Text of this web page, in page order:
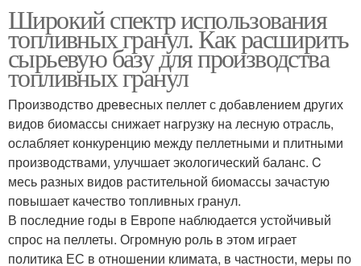
Широкий спектр использования
топливных гранул. Как расширить
сырьевую базу для производства
топливных гранул
Производство древесных пеллет с добавлением других
видов биомассы снижает нагрузку на лесную отрасль,
ослабляет конкуренцию между пеллетными и плитными
производствами, улучшает экологический баланс. C
месь разных видов растительной биомассы зачастую
повышает качество топливных гранул.
В последние годы в Европе наблюдается устойчивый
спрос на пеллеты. Огромную роль в этом играет
политика ЕС в отношении климата, в частности, меры по